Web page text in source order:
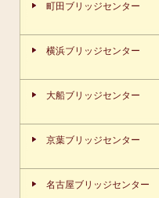
町田ブリッジセンター
横浜ブリッジセンター
大船ブリッジセンター
京葉ブリッジセンター
名古屋ブリッジセンター